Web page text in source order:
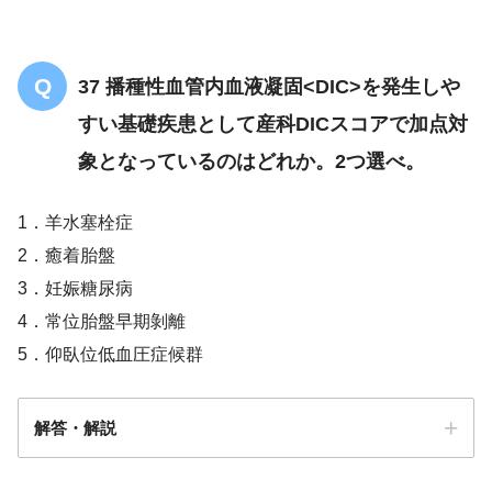
37 播種性血管内血液凝固<DIC>を発生しや
すい基礎疾患として産科DICスコアで加点対
象となっているのはどれか。2つ選べ。
1．羊水塞栓症
2．癒着胎盤
3．妊娠糖尿病
4．常位胎盤早期剝離
5．仰臥位低血圧症候群
解答・解説